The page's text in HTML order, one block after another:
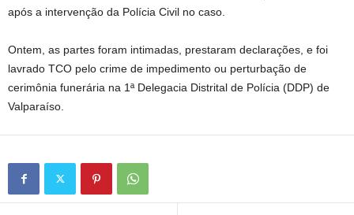
após a intervenção da Polícia Civil no caso.
Ontem, as partes foram intimadas, prestaram declarações, e foi
lavrado TCO pelo crime de impedimento ou perturbação de
cerimônia funerária na 1ª Delegacia Distrital de Polícia (DDP) de
Valparaíso.